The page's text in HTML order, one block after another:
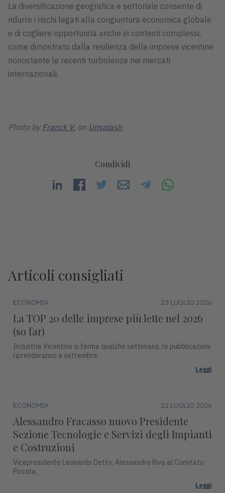
La diversificazione geografica e settoriale consente di
ridurre i rischi legati alla congiuntura economica globale
e di cogliere opportunità anche in contesti complessi,
come dimostrato dalla resilienza delle imprese vicentine
nonostante le recenti turbolenze nei mercati
internazionali.
Photo by Franck V. on Unsplash
Condividi
Articoli consigliati
ECONOMIA 23 LUGLIO 2026
La TOP 20 delle imprese più lette nel 2026
(so far)
Industria Vicentina si ferma qualche settimana, le pubblicazioni
riprenderanno a settembre.
Leggi
ECONOMIA 22 LUGLIO 2026
Alessandro Fracasso nuovo Presidente
Sezione Tecnologie e Servizi degli Impianti
e Costruzioni
Vicepresidente Leonardo Detto; Alessandro Riva al Comitato
Piccola.
Leggi